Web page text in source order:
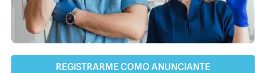
REGISTRARME COMO ANUNCIANTE